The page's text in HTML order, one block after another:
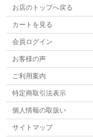
お店のトップへ戻る
カートを見る
会員ログイン
お客様の声
ご利用案内
特定商取引法表示
個人情報の取扱い
サイトマップ